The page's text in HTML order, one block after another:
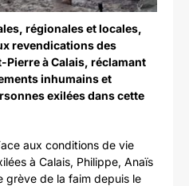
régionales et locales,
revendications des
Pierre à Calais, réclamant
inhumains et
exilées dans cette
aux conditions de vie
à Calais, Philippe, Anaïs
grève de la faim depuis le